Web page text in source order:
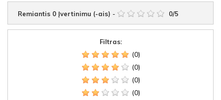
Remiantis 0 Įvertinimu (-ais) - 0/5
Filtras:
(0)
(0)
(0)
(0)